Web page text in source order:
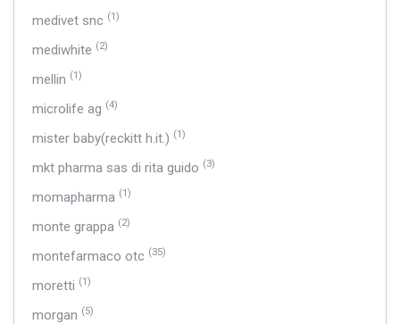
medivet snc (1)
mediwhite (2)
mellin (1)
microlife ag (4)
mister baby(reckitt h.it.) (1)
mkt pharma sas di rita guido (3)
momapharma (1)
monte grappa (2)
montefarmaco otc (35)
moretti (1)
morgan (5)